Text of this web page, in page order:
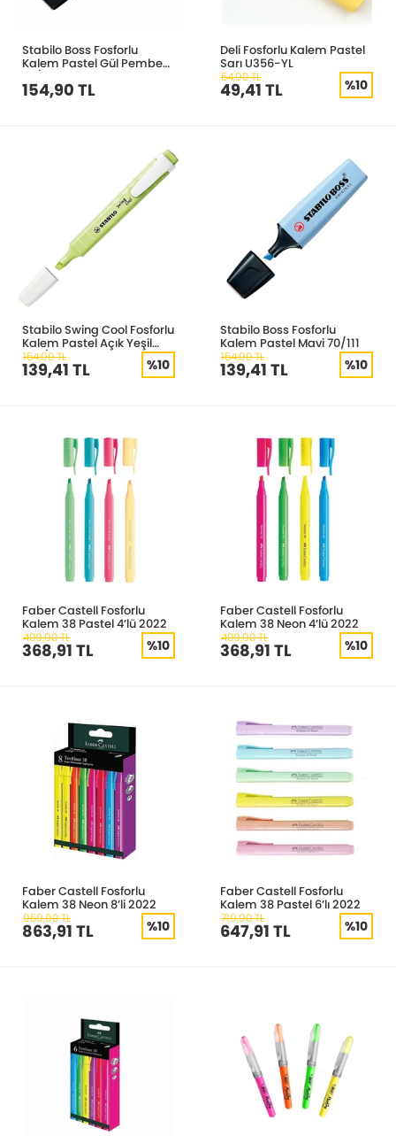
Stabilo Boss Fosforlu
Kalem Pastel Gül Pembe
70/150
154,90 TL
Deli Fosforlu Kalem Pastel
Sarı U356-YL
54,90 TL
49,41 TL %10
Stabilo Swing Cool Fosforlu
Kalem Pastel Açık Yeşil
275/133-8
154,90 TL
139,41 TL %10
Stabilo Boss Fosforlu
Kalem Pastel Mavi 70/111
154,90 TL
139,41 TL %10
Faber Castell Fosforlu
Kalem 38 Pastel 4’lü 2022
409,90 TL
368,91 TL %10
Faber Castell Fosforlu
Kalem 38 Neon 4’lü 2022
409,90 TL
368,91 TL %10
Faber Castell Fosforlu
Kalem 38 Neon 8’li 2022
959,90 TL
863,91 TL %10
Faber Castell Fosforlu
Kalem 38 Pastel 6’lı 2022
719,90 TL
647,91 TL %10